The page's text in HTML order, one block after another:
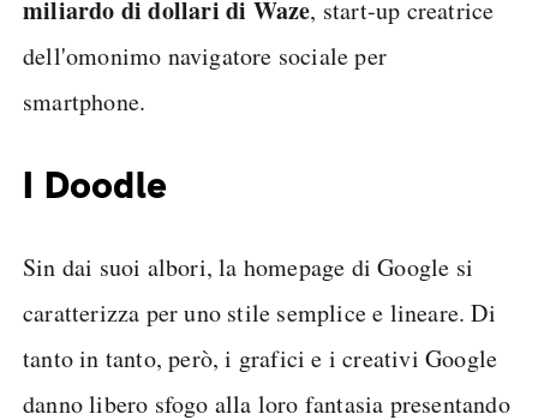
miliardo di dollari di Waze, start-up creatrice
dell'omonimo navigatore sociale per
smartphone.
I Doodle
Sin dai suoi albori, la homepage di Google si
caratterizza per uno stile semplice e lineare. Di
tanto in tanto, però, i grafici e i creativi Google
danno libero sfogo alla loro fantasia presentando